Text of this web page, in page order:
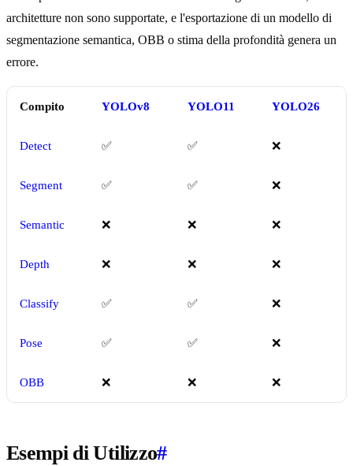
architetture non sono supportate, e l'esportazione di un modello di
segmentazione semantica, OBB o stima della profondità genera un
errore.
Compito YOLOv8 YOLO11 YOLO26
Detect ✅ ✅ ❌
Segment ✅ ✅ ❌
Semantic ❌ ❌ ❌
Depth ❌ ❌ ❌
Classify ✅ ✅ ❌
Pose ✅ ✅ ❌
OBB ❌ ❌ ❌
Esempi di Utilizzo#